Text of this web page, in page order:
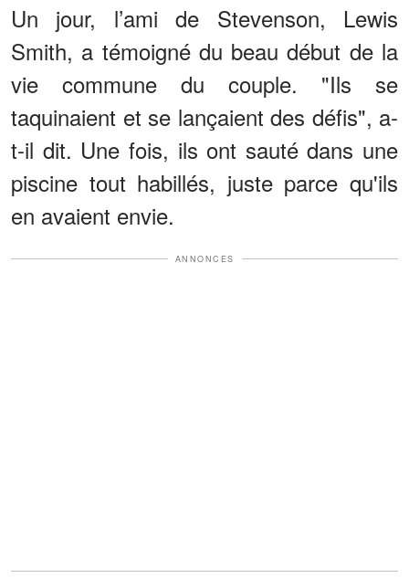
Un jour, l’ami de Stevenson, Lewis
Smith, a témoigné du beau début de la
vie commune du couple. "Ils se
taquinaient et se lançaient des défis", a-
t-il dit. Une fois, ils ont sauté dans une
piscine tout habillés, juste parce qu'ils
en avaient envie.
ANNONCES